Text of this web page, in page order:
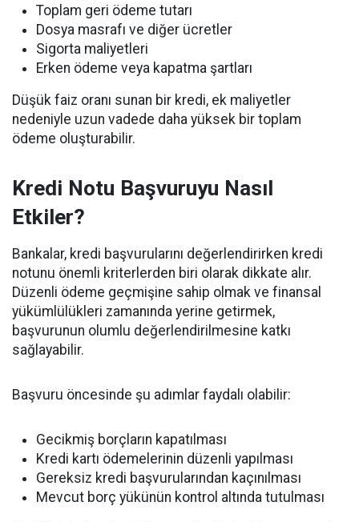
Toplam geri ödeme tutarı
Dosya masrafı ve diğer ücretler
Sigorta maliyetleri
Erken ödeme veya kapatma şartları
Düşük faiz oranı sunan bir kredi, ek maliyetler
nedeniyle uzun vadede daha yüksek bir toplam
ödeme oluşturabilir.
Kredi Notu Başvuruyu Nasıl
Etkiler?
Bankalar, kredi başvurularını değerlendirirken kredi
notunu önemli kriterlerden biri olarak dikkate alır.
Düzenli ödeme geçmişine sahip olmak ve finansal
yükümlülükleri zamanında yerine getirmek,
başvurunun olumlu değerlendirilmesine katkı
sağlayabilir.
Başvuru öncesinde şu adımlar faydalı olabilir:
Gecikmiş borçların kapatılması
Kredi kartı ödemelerinin düzenli yapılması
Gereksiz kredi başvurularından kaçınılması
Mevcut borç yükünün kontrol altında tutulması